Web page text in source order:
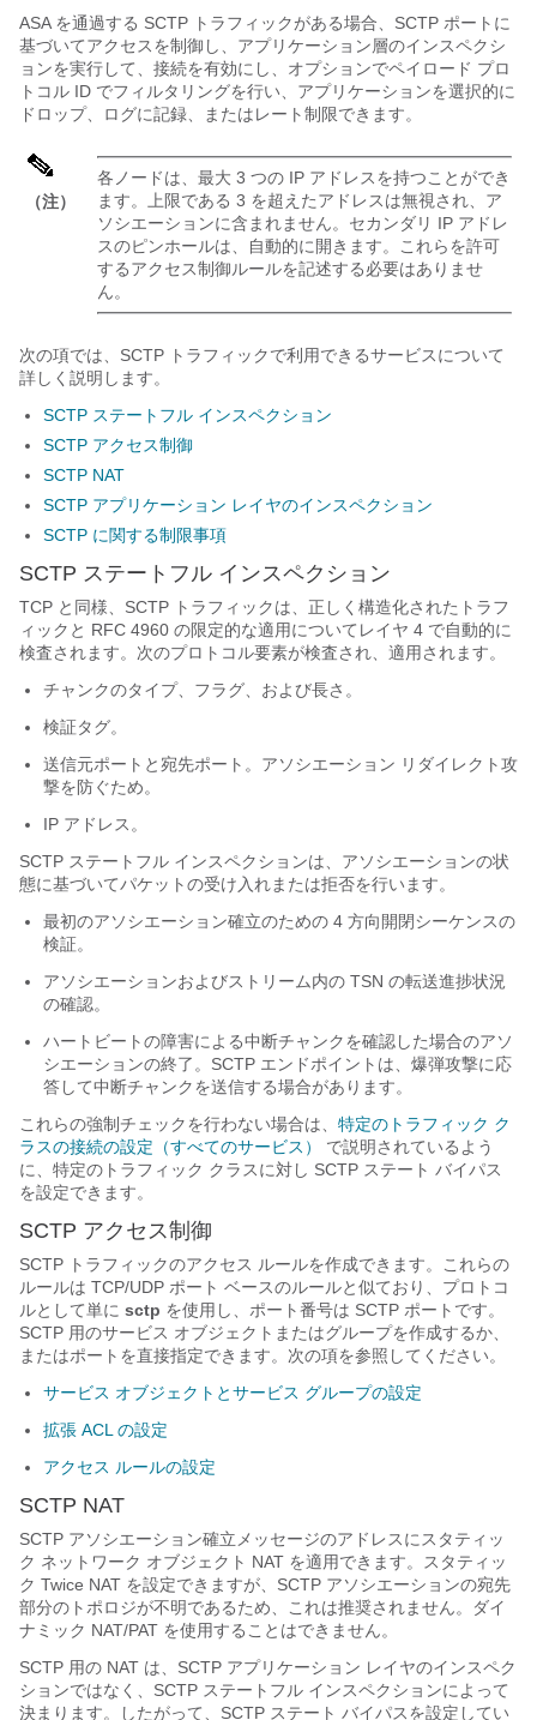
ASA を通過する SCTP トラフィックがある場合、SCTP ポートに
基づいてアクセスを制御し、アプリケーション層のインスペクシ
ョンを実行して、接続を有効にし、オプションでペイロード プロ
トコル ID でフィルタリングを行い、アプリケーションを選択的に
ドロップ、ログに記録、またはレート制限できます。
（注）
各ノードは、最大 3 つの IP アドレスを持つことができ
ます。上限である 3 を超えたアドレスは無視され、ア
ソシエーションに含まれません。セカンダリ IP アドレ
スのピンホールは、自動的に開きます。これらを許可
するアクセス制御ルールを記述する必要はありませ
ん。
次の項では、SCTP トラフィックで利用できるサービスについて
詳しく説明します。
SCTP ステートフル インスペクション
SCTP アクセス制御
SCTP NAT
SCTP アプリケーション レイヤのインスペクション
SCTP に関する制限事項
SCTP ステートフル インスペクション
TCP と同様、SCTP トラフィックは、正しく構造化されたトラフ
ィックと RFC 4960 の限定的な適用についてレイヤ 4 で自動的に
検査されます。次のプロトコル要素が検査され、適用されます。
チャンクのタイプ、フラグ、および長さ。
検証タグ。
送信元ポートと宛先ポート。アソシエーション リダイレクト攻
撃を防ぐため。
IP アドレス。
SCTP ステートフル インスペクションは、アソシエーションの状
態に基づいてパケットの受け入れまたは拒否を行います。
最初のアソシエーション確立のための 4 方向開閉シーケンスの
検証。
アソシエーションおよびストリーム内の TSN の転送進捗状況
の確認。
ハートビートの障害による中断チャンクを確認した場合のアソ
シエーションの終了。SCTP エンドポイントは、爆弾攻撃に応
答して中断チャンクを送信する場合があります。
これらの強制チェックを行わない場合は、 特定のトラフィック ク
ラスの接続の設定（すべてのサービス）
で説明されているよう
に、特定のトラフィック クラスに対し SCTP ステート バイパス
を設定できます。
SCTP アクセス制御
SCTP トラフィックのアクセス ルールを作成できます。これらの
ルールは TCP/UDP ポート ベースのルールと似ており、プロトコ
ルとして単に sctp を使用し、ポート番号は SCTP ポートです。
SCTP 用のサービス オブジェクトまたはグループを作成するか、
またはポートを直接指定できます。次の項を参照してください。
サービス オブジェクトとサービス グループの設定
拡張 ACL の設定
アクセス ルールの設定
SCTP NAT
SCTP アソシエーション確立メッセージのアドレスにスタティッ
ク ネットワーク オブジェクト NAT を適用できます。スタティッ
ク Twice NAT を設定できますが、SCTP アソシエーションの宛先
部分のトポロジが不明であるため、これは推奨されません。ダイ
ナミック NAT/PAT を使用することはできません。
SCTP 用の NAT は、SCTP アプリケーション レイヤのインスペク
ションではなく、SCTP ステートフル インスペクションによって
決まります。したがって、SCTP ステート バイパスを設定してい